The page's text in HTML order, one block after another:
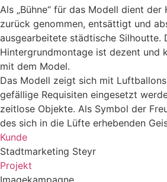
Als „Bühne“ für das Modell dient
zurück genommen, entsättigt und
ausgearbeitete städtische Silhoutte.
Hintergrundmontage ist dezent und
mit dem Model.
Das Modell zeigt sich mit
gefällige Requisiten eingesetzt
zeitlose Objekte. Als Symbol der
des sich in die Lüfte erhebenden
Kunde
Stadtmarketing Steyr
Projekt
Imagekampagne